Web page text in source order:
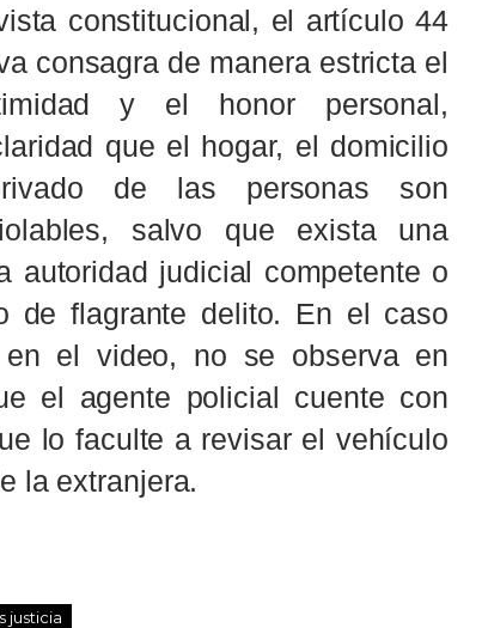
constitucional, el artículo 44
consagra de manera estricta el
y el honor personal,
que el hogar, el domicilio
de las personas son
salvo que exista una
autoridad judicial competente o
de flagrante delito. En el caso
en el video, no se observa en
el agente policial cuente con
lo faculte a revisar el vehículo
la extranjera.
justicia